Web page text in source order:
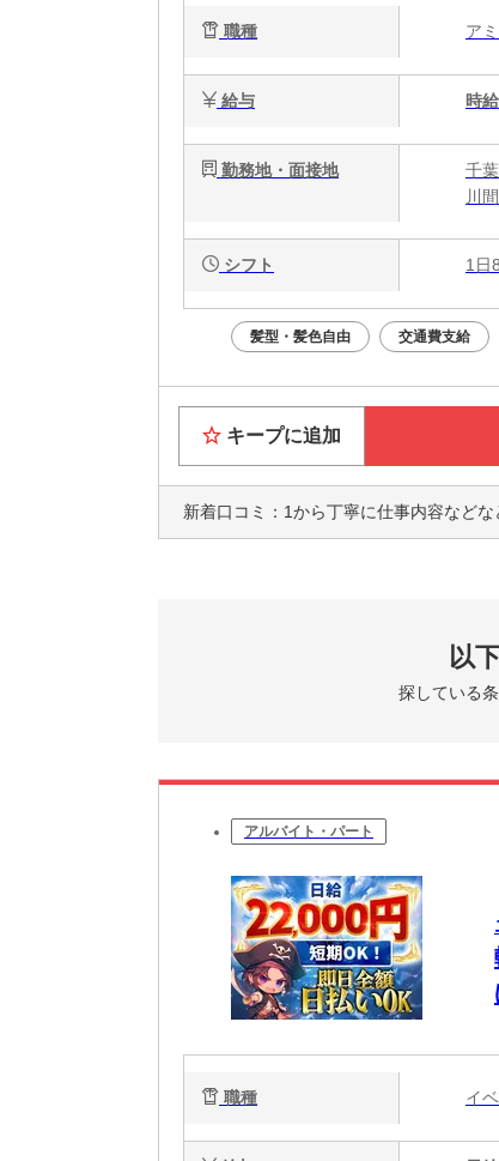
職種 ア
給与 時給
勤務地・面接地
千
川
シフト 1日
髪型・髪色自由 交通費支給
キープに追加
新着口コミ： 1から丁寧に仕事内容などなど教えて頂き、わからないことは何度も聞いて、
以
探している
アルバイト・パート
職種 イ